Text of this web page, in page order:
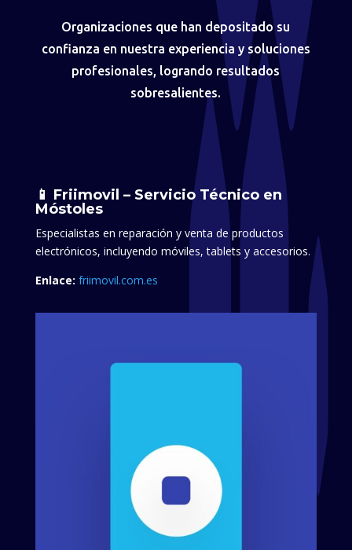
Organizaciones que han depositado su
confianza en nuestra experiencia y soluciones
profesionales, logrando resultados
sobresalientes.
📱 Friimovil – Servicio Técnico en
Móstoles
Especialistas en reparación y venta de productos
electrónicos, incluyendo móviles, tablets y accesorios.​
Enlace: friimovil.com.es